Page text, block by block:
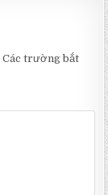
Các trường bắt